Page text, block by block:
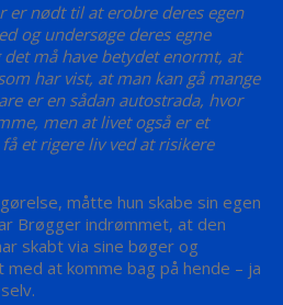
er nødt til at erobre deres egen
og undersøge deres egne
må have betydet enormt, at
har vist, at man kan gå mange
er en sådan autostrada, hvor
men at livet også er et
et rigere liv ved at risikere
måtte hun skabe sin egen
Brøgger indrømmet, at den
skabt via sine bøger og
at komme bag på hende – ja